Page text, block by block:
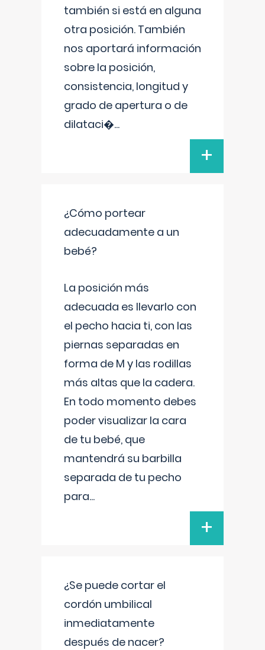
también si está en alguna
otra posición. También
nos aportará información
sobre la posición,
consistencia, longitud y
grado de apertura o de
dilataci�...
+
¿Cómo portear
adecuadamente a un
bebé?
La posición más
adecuada es llevarlo con
el pecho hacia ti, con las
piernas separadas en
forma de M y las rodillas
más altas que la cadera.
En todo momento debes
poder visualizar la cara
de tu bebé, que
mantendrá su barbilla
separada de tu pecho
para...
+
¿Se puede cortar el
cordón umbilical
inmediatamente
después de nacer?